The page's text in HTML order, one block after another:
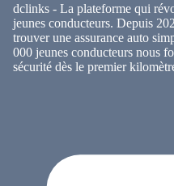
dclinks - La plateforme qui
jeunes conducteurs. Depuis
trouver une assurance auto
000 jeunes conducteurs nous
sécurité dès le premier